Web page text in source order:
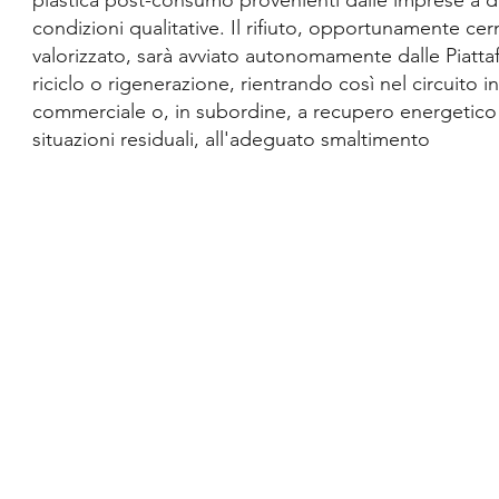
di
condizioni qualitative. Il rifiuto, opportunamente
valorizzato, sarà avviato autonomamente dalle
riciclo o rigenerazione, rientrando così nel circuito
commerciale o, in subordine, a recupero
situazioni residuali, all'adeguato smaltimento
pri